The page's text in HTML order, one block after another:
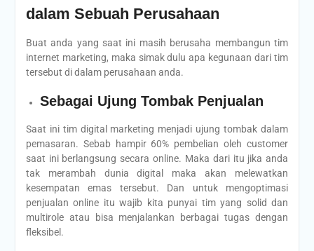
dalam Sebuah Perusahaan
Buat anda yang saat ini masih berusaha membangun tim
internet marketing, maka simak dulu apa kegunaan dari tim
tersebut di dalam perusahaan anda.
Sebagai Ujung Tombak Penjualan
Saat ini tim digital marketing menjadi ujung tombak dalam
pemasaran. Sebab hampir 60% pembelian oleh customer
saat ini berlangsung secara online. Maka dari itu jika anda
tak merambah dunia digital maka akan melewatkan
kesempatan emas tersebut. Dan untuk mengoptimasi
penjualan online itu wajib kita punyai tim yang solid dan
multirole atau bisa menjalankan berbagai tugas dengan
fleksibel.